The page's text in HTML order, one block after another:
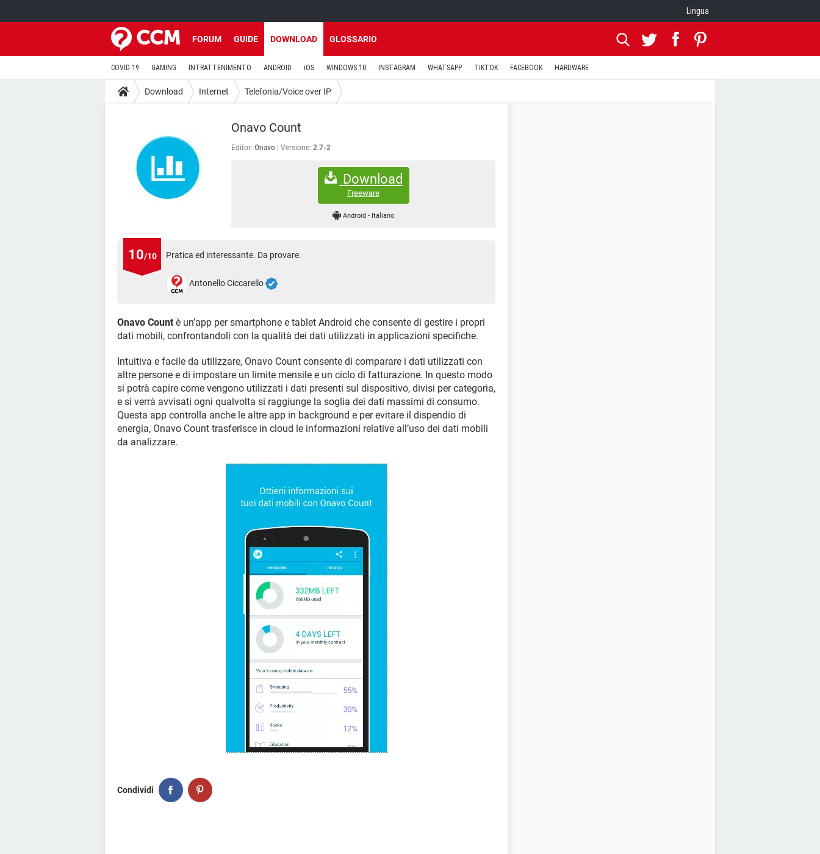
Lingua
FORUM GUIDE DOWNLOAD GLOSSARIO
COVID-19 GAMING INTRATTENIMENTO ANDROID iOS WINDOWS 10 INSTAGRAM WHATSAPP TIKTOK FACEBOOK HARDWARE
Download Internet Telefonia/Voice over IP
Onavo Count
Editor: Onavo Versione: 2.7-2
Download
Freeware
Android- Italiano
10/10 Pratica ed interessante. Da provare.
Antonello Ciccarello
Onavo Count è un’app per smartphone e tablet Android che consente di gestire i propri
dati mobili, confrontandoli con la qualità dei dati utilizzati in applicazioni specifiche.
Intuitiva e facile da utilizzare, Onavo Count consente di comparare i dati utilizzati con
altre persone e di impostare un limite mensile e un ciclo di fatturazione. In questo modo
si potrà capire come vengono utilizzati i dati presenti sul dispositivo, divisi per categoria,
e si verrà avvisati ogni qualvolta si raggiunge la soglia dei dati massimi di consumo.
Questa app controlla anche le altre app in background e per evitare il dispendio di
energia, Onavo Count trasferisce in cloud le informazioni relative all’uso dei dati mobili
da analizzare.
Condividi